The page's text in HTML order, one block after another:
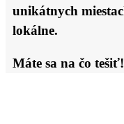
unikátnych
lokálne.
Máte sa na čo tešiť!